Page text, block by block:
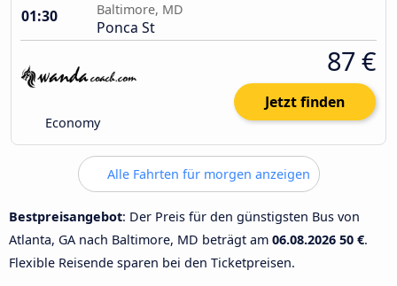
01:30
Baltimore, MD
Ponca St
Economy
87 €
Jetzt finden
Alle Fahrten für morgen anzeigen
Bestpreisangebot: Der Preis für den günstigsten Bus von
Atlanta, GA nach Baltimore, MD beträgt am 06.08.2026 50 €.
Flexible Reisende sparen bei den Ticketpreisen.